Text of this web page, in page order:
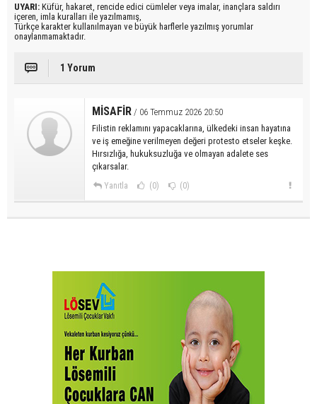
UYARI: Küfür, hakaret, rencide edici cümleler veya imalar, inançlara saldırı
içeren, imla kuralları ile yazılmamış,
Türkçe karakter kullanılmayan ve büyük harflerle yazılmış yorumlar
onaylanmamaktadır.
1 Yorum
MİSAFİR / 06 Temmuz 2026 20:50
Filistin reklamını yapacaklarına, ülkedeki insan hayatına
ve iş emeğine verilmeyen değeri protesto etseler keşke.
Hırsızlığa, hukuksuzluğa ve olmayan adalete ses
çıkarsalar.
Yanıtla (0) (0)